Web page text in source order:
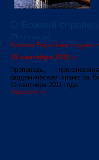
Кирилл Воробьев студент
16 сентября 2011 г.
Проповедь,
академическом храме за
11 сентября 2011 года.
Подробнее >>